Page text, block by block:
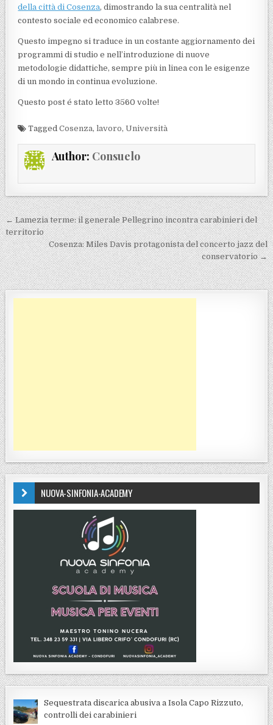
della città di Cosenza, dimostrando la sua centralità nel
contesto sociale ed economico calabrese.
Questo impegno si traduce in un costante aggiornamento dei
programmi di studio e nell’introduzione di nuove
metodologie didattiche, sempre più in linea con le esigenze
di un mondo in continua evoluzione.
Questo post é stato letto 3560 volte!
TaggedCosenza,lavoro,Università
Author: Consuelo
Navigazione articoli
← Lamezia terme: il generale Pellegrino incontra carabinieri del
territorio
Cosenza: Miles Davis protagonista del concerto jazz del
conservatorio →
NUOVA-SINFONIA-ACADEMY
Sequestrata discarica abusiva a Isola Capo Rizzuto,
controlli dei carabinieri